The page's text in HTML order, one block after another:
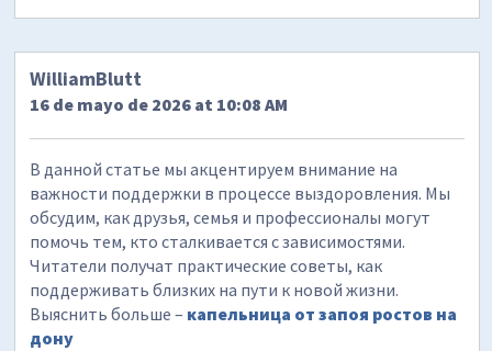
WilliamBlutt
16 de mayo de 2026 at 10:08 AM
В данной статье мы акцентируем внимание на
важности поддержки в процессе выздоровления. Мы
обсудим, как друзья, семья и профессионалы могут
помочь тем, кто сталкивается с зависимостями.
Читатели получат практические советы, как
поддерживать близких на пути к новой жизни.
Выяснить больше – капельница от запоя ростов на
дону